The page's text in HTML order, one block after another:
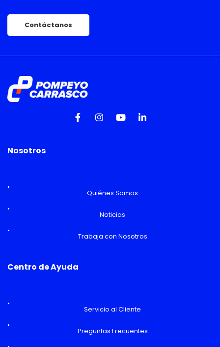
Contáctanos
Nosotros
Quiénes Somos
Noticias
Trabaja con Nosotros
Centro de Ayuda
Servicio al Cliente
Preguntas Frecuentes